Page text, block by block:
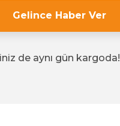
Gelince Haber Ver
de aynı gün kargoda!